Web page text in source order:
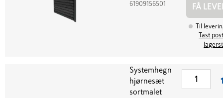
61909156501
FÅ
Til
Tast
Systemhegn
hjørnesæt
sortmalet